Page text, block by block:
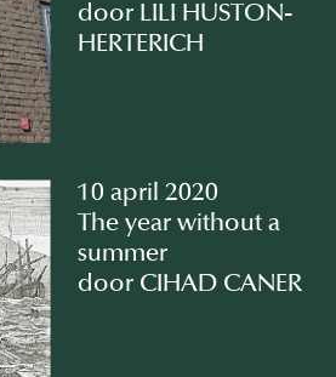
door LILI HUSTON-
HERTERICH
10 april 2020
The year without a
summer
door CIHAD CANER